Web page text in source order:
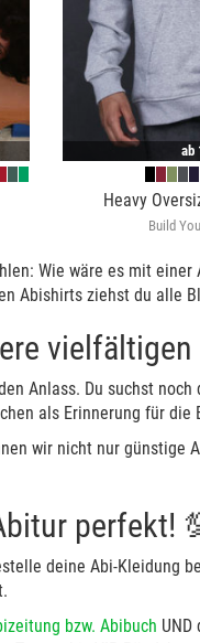
ab
Heavy
Build
Wie wäre es mit
Abishirts ziehst du alle
Anlass. Du suchst
als Erinnerung für die
wir nicht nur
perfekt!
deine Abi-Kleidung
bzw. Abibuch